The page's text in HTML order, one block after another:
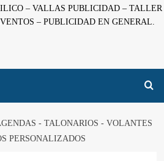
– VALLAS PUBLICIDAD – TALLER
– PUBLICIDAD EN GENERAL.
- TALONARIOS - VOLANTES
PERSONALIZADOS